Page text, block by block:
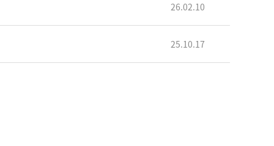
26.02.10
25.10.17